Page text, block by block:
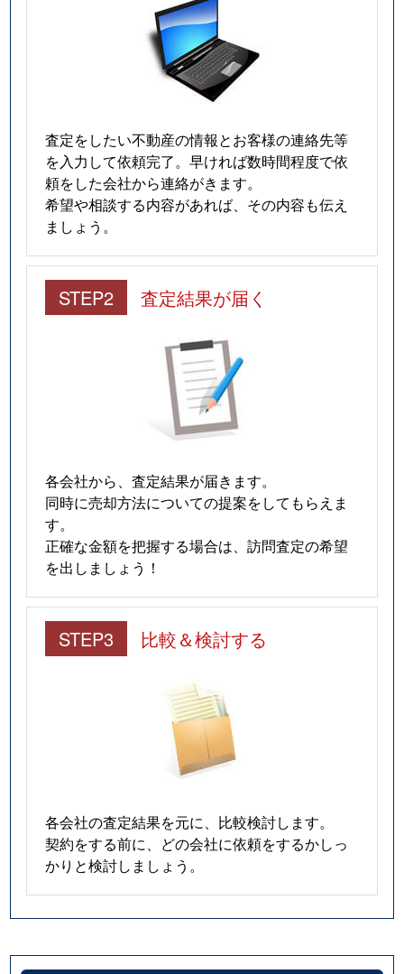
査定をしたい不動産の情報とお客様の連絡先等
を入力して依頼完了。早ければ数時間程度で依
頼をした会社から連絡がきます。
希望や相談する内容があれば、その内容も伝え
ましょう。
STEP2 査定結果が届く
各会社から、査定結果が届きます。
同時に売却方法についての提案をしてもらえま
す。
正確な金額を把握する場合は、訪問査定の希望
を出しましょう！
STEP3 比較＆検討する
各会社の査定結果を元に、比較検討します。
契約をする前に、どの会社に依頼をするかしっ
かりと検討しましょう。